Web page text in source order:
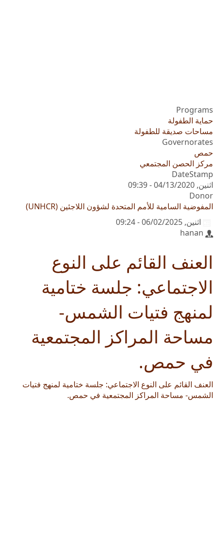
Programs
حماية الطفولة
مساحات صديقة للطفولة
Governorates
حمص
مركز الحصن المجتمعي
DateStamp
اثنين, 04/13/2020 - 09:39
Donor
المفوضية السامية للأمم المتحدة لشؤون اللاجئين (UNHCR)
اثنين, 06/02/2025 - 09:24
hanan
العنف القائم على النوع
الاجتماعي: جلسة ختامية
لمنهج فتيات الشمس-
مساحة المراكز المجتمعية
في حمص.
العنف القائم على النوع الاجتماعي: جلسة ختامية لمنهج فتيات
الشمس- مساحة المراكز المجتمعية في حمص.